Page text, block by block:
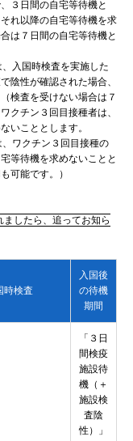
３日間の自宅等待機と
れ以降の自宅等待機を求
は７日間の自宅等待機と
、入国時検査を実施した
陰性が確認された場合、
検査を受けない場合は７
クチン３回目接種者は、
いこととします。
、ワクチン３回目接種の
等待機を求めないことと
可能です。）
したら、追ってお知ら
時検査
入国後
の待機
期間
「３日
間検疫
施設待
機（＋
施設検
査陰
性）」